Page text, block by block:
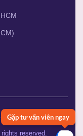
reserved.
Gặp tư vấn viên ngay